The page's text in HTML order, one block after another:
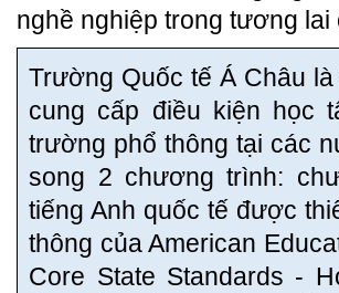
nghề nghiệp trong tương lai
Trường Quốc tế Á Châu
cung cấp điều kiện học
trường phổ thông tại các
song 2 chương trình:
tiếng Anh quốc tế được
thông của American
Core State Standards -